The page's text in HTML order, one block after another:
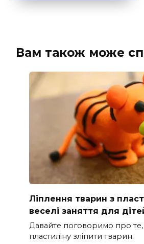
Вам також може
Ліплення тварин з
веселі заняття для
Давайте поговоримо про те,
пластиліну зліпити тварин.